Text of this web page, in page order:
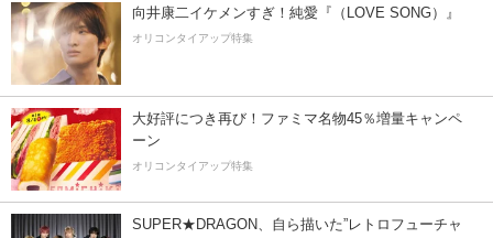
向井康二イケメンすぎ！純愛『（LOVE SONG）』
オリコンタイアップ特集
大好評につき再び！ファミマ名物45％増量キャンペ
ーン
オリコンタイアップ特集
SUPER★DRAGON、自ら描いた”レトロフューチャ